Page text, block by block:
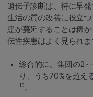
遺伝子診断は、特に早
生活の質の改善に役立
患が蔓延することは稀
伝性疾患はよく見られま
総合的に、集団の2
り、うち70%を超え
10 。